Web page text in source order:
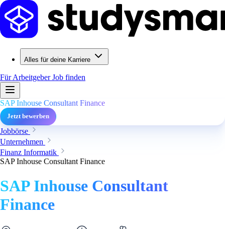
Alles für deine Karriere
Für ArbeitgeberJob finden
SAP Inhouse Consultant Finance
Jetzt bewerben
Jobbörse
Unternehmen
Finanz Informatik
SAP Inhouse Consultant Finance
SAP Inhouse Consultant
Finance